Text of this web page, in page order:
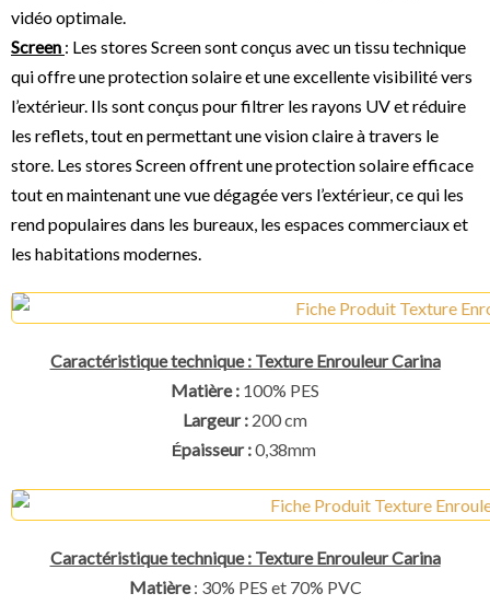
vidéo optimale.
Screen : Les stores Screen sont conçus avec un tissu technique
qui offre une protection solaire et une excellente visibilité vers
l’extérieur. Ils sont conçus pour filtrer les rayons UV et réduire
les reflets, tout en permettant une vision claire à travers le
store. Les stores Screen offrent une protection solaire efficace
tout en maintenant une vue dégagée vers l’extérieur, ce qui les
rend populaires dans les bureaux, les espaces commerciaux et
les habitations modernes.
Caractéristique technique : Texture Enrouleur Carina
Matière : 100% PES
Largeur : 200 cm
Épaisseur :0,38mm
Caractéristique technique : Texture Enrouleur Carina
Matière: 30% PES et 70% PVC